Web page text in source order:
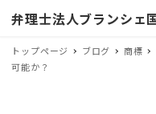
弁理士法人ブランシェ
トップページ ブログ 商標
可能か？